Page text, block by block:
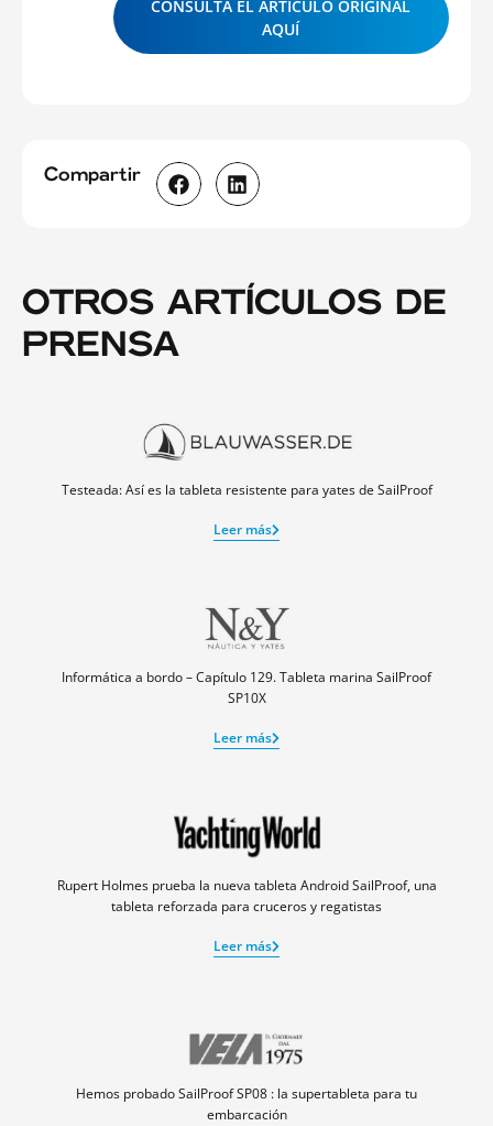
CONSULTA EL ARTÍCULO ORIGINAL
AQUÍ
Compartir
OTROS ARTÍCULOS DE
PRENSA
Testeada: Así es la tableta resistente para yates de SailProof
Leer más
Informática a bordo – Capítulo 129. Tableta marina SailProof
SP10X
Leer más
Rupert Holmes prueba la nueva tableta Android SailProof, una
tableta reforzada para cruceros y regatistas
Leer más
Hemos probado SailProof SP08 : la supertableta para tu
embarcación